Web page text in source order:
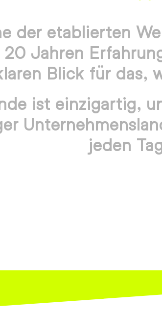
der etablierten
Jahren
Blick für das,
ist einzigartig,
jeden